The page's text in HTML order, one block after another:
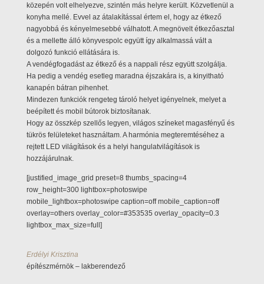
közepén volt elhelyezve, szintén más helyre került. Közvetlenül a
konyha mellé. Evvel az átalakítással értem el, hogy az étkező
nagyobbá és kényelmesebbé válhatott. A megnövelt étkezőasztal
és a mellette álló könyvespolc együtt így alkalmassá vált a
dolgozó funkció ellátására is.
A vendégfogadást az étkező és a nappali rész együtt szolgálja.
Ha pedig a vendég esetleg maradna éjszakára is, a kinyitható
kanapén bátran pihenhet.
Mindezen funkciók rengeteg tároló helyet igényelnek, melyet a
beépített és mobil bútorok biztosítanak.
Hogy az összkép szellős legyen, világos színeket magasfényű és
tükrös felületeket használtam. A harmónia megteremtéséhez a
rejtett LED világítások és a helyi hangulatvilágítások is
hozzájárulnak.
[justified_image_grid preset=8 thumbs_spacing=4
row_height=300 lightbox=photoswipe
mobile_lightbox=photoswipe caption=off mobile_caption=off
overlay=others overlay_color=#353535 overlay_opacity=0.3
lightbox_max_size=full]
Erdélyi Krisztina
építészmérnök – lakberendező